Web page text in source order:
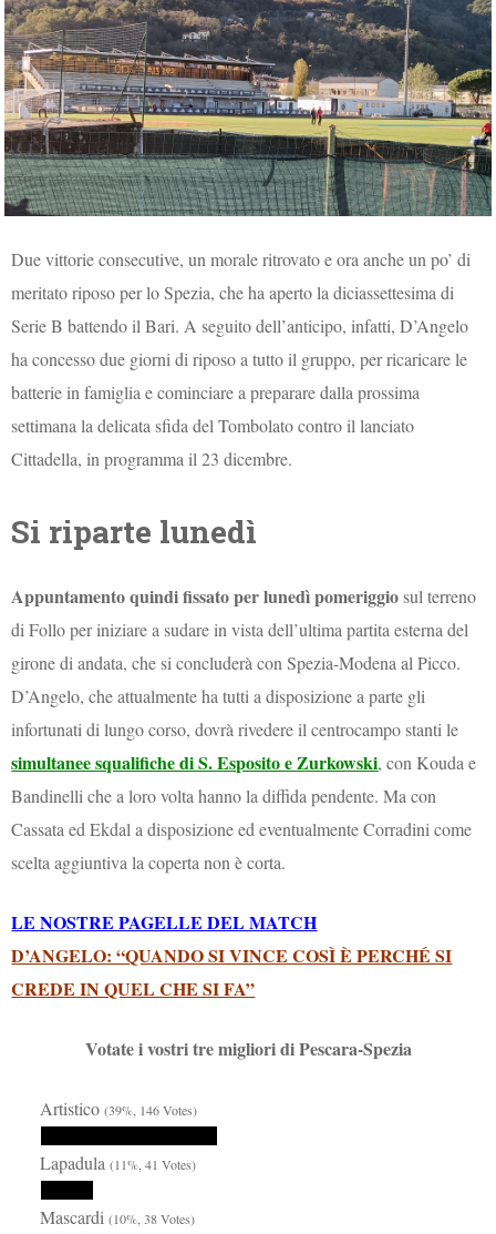
Due vittorie consecutive, un morale ritrovato e ora anche un po’ di
meritato riposo per lo Spezia, che ha aperto la diciassettesima di
Serie B battendo il Bari. A seguito dell’anticipo, infatti, D’Angelo
ha concesso due giorni di riposo a tutto il gruppo, per ricaricare le
batterie in famiglia e cominciare a preparare dalla prossima
settimana la delicata sfida del Tombolato contro il lanciato
Cittadella, in programma il 23 dicembre.
Si riparte lunedì
Appuntamento quindi fissato per lunedì pomeriggiosul terreno
di Follo per iniziare a sudare in vista dell’ultima partita esterna del
girone di andata, che si concluderà con Spezia-Modena al Picco.
D’Angelo, che attualmente ha tutti a disposizione a parte gli
infortunati di lungo corso, dovrà rivedere il centrocampo stanti le
simultanee squalifiche di S. Esposito e Zurkowski, con Kouda e
Bandinelli che a loro volta hanno la diffida pendente. Ma con
Cassata ed Ekdal a disposizione ed eventualmente Corradini come
scelta aggiuntiva la coperta non è corta.
LE NOSTRE PAGELLE DEL MATCH
D’ANGELO: “QUANDO SI VINCE COSÌ È PERCHÉ SI
CREDE IN QUEL CHE SI FA”
Votate i vostri tre migliori di Pescara-Spezia
Artistico(39%, 146 Votes)
Lapadula(11%, 41 Votes)
Mascardi(10%, 38 Votes)